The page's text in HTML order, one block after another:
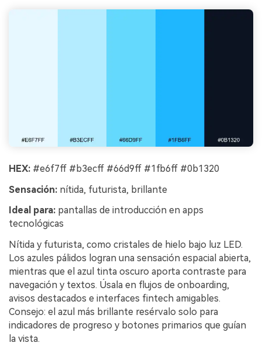
HEX: #e6f7ff #b3ecff #66d9ff #1fb6ff #0b1320
Sensación: nítida, futurista, brillante
Ideal para: pantallas de introducción en apps
tecnológicas
Nítida y futurista, como cristales de hielo bajo luz LED.
Los azules pálidos logran una sensación espacial abierta,
mientras que el azul tinta oscuro aporta contraste para
navegación y textos. Úsala en flujos de onboarding,
avisos destacados e interfaces fintech amigables.
Consejo: el azul más brillante resérvalo solo para
indicadores de progreso y botones primarios que guían
la vista.